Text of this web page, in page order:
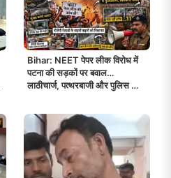
Bihar: NEET पेपर लीक विरोध में
पटना की सड़कों पर बवाल…
लाठीचार्ज, पत्थरबाजी और पुलिस का